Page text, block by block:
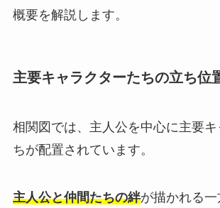
概要を解説します。
主要キャラクターたちの立ち位
相関図では、主人公を中心に主要
ちが配置されています。
主人公と仲間たちの絆が描かれる